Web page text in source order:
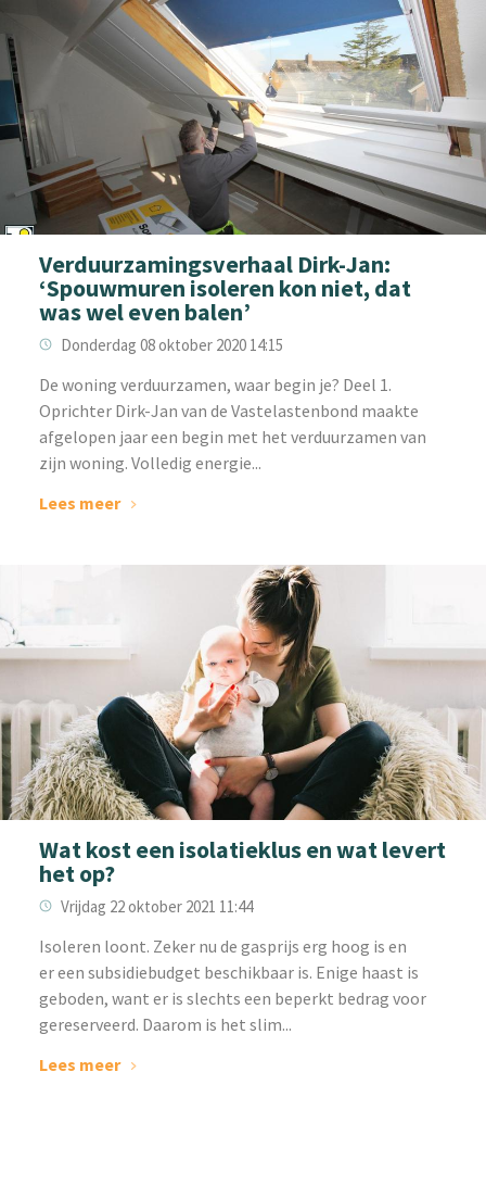
Verduurzamingsverhaal Dirk-Jan:
‘Spouwmuren isoleren kon niet, dat
was wel even balen’
Donderdag 08 oktober 2020 14:15
De woning verduurzamen, waar begin je? Deel 1.
Oprichter Dirk-Jan van de Vastelastenbond maakte
afgelopen jaar een begin met het verduurzamen van
zijn woning. Volledig energie...
Lees meer
Wat kost een isolatieklus en wat levert
het op?
Vrijdag 22 oktober 2021 11:44
Isoleren loont. Zeker nu de gasprijs erg hoog is en
er een subsidiebudget beschikbaar is. Enige haast is
geboden, want er is slechts een beperkt bedrag voor
gereserveerd. Daarom is het slim...
Lees meer